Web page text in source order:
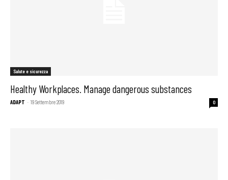
Salute e sicurezza
Healthy Workplaces. Manage dangerous substances
ADAPT - 19 Settembre 2019 0